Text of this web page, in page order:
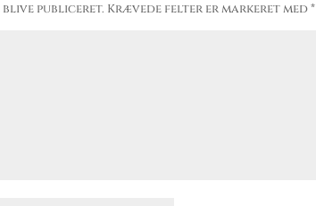
blive publiceret. Krævede felter er markeret med*